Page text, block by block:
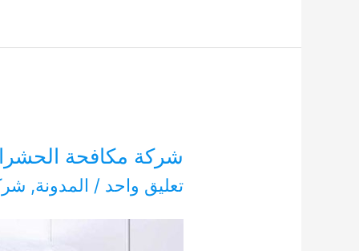
شركة مكافحة الحشرات
تعليق واحد / المدونة,